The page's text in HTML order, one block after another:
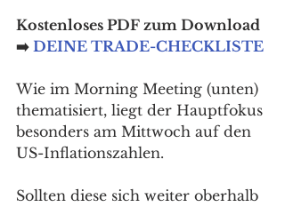
Kostenloses PDF zum Download
➡️ DEINE TRADE-CHECKLISTE
Wie im Morning Meeting (unten)
thematisiert, liegt der Hauptfokus
besonders am Mittwoch auf den
US-Inflationszahlen.
Sollten diese sich weiter oberhalb